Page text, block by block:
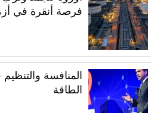
فرصة أنقرة في
المنافسة
الطاقة